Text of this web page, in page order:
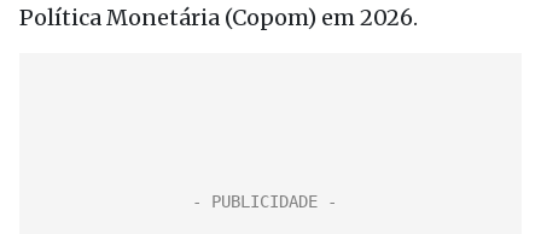
Política Monetária (Copom) em 2026.